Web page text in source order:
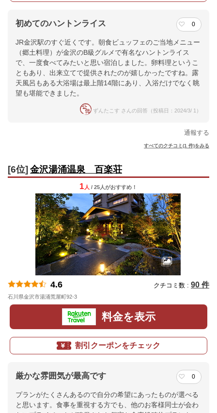
初めてのハントンライス 0
JR金沢駅のすぐ近くです。朝食ビュッフェのご当地メニュー
（郷土料理）が金沢のB級グルメで有名なハントンライス
で、一度食べてみたいと思い宿泊しました。卵料理というこ
ともあり、出来立てで提供されたのが嬉しかったですね。露
天風呂もある大浴場は最上階14階にあり、入浴だけでなく眺
望も堪能できました。
ずんたこす さんの回答（投稿日：2024/3/ 1）
通報する
すべてのクチコミ(1 件)をみる
[6位] 金沢湯涌温泉 百楽荘
1 人 / 25人がおすすめ！
4.6 クチコミ数 : 90 件
石川県金沢市湯涌荒屋町92-3
料金を表示
割引クーポンをチェック
厳かな雰囲気が最高です 0
プランがたくさんあるので自分の希望にあったものが選べる
と思います。食事を重視する方でも、他のお客様同士が会わ